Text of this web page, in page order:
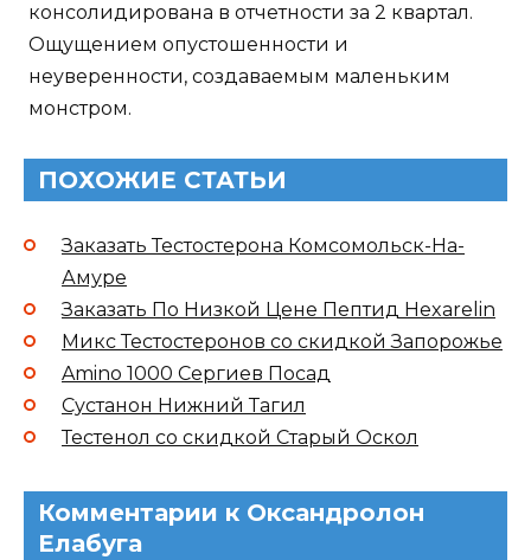
консолидирована в отчетности за 2 квартал.
Ощущением опустошенности и
неуверенности, создаваемым маленьким
монстром.
ПОХОЖИЕ СТАТЬИ
Заказать Тестостерона Комсомольск-На-
Амуре
Заказать По Низкой Цене Пептид Hexarelin
Микс Тестостеронов со скидкой Запорожье
Amino 1000 Сергиев Посад
Сустанон Нижний Тагил
Тестенол со скидкой Старый Оскол
Комментарии к Оксандролон
Елабуга